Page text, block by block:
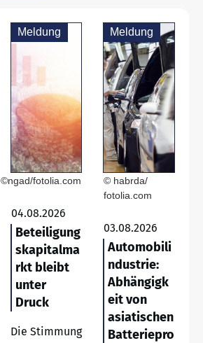
Meldung
©ngad/fotolia.com
04.08.2026
Beteiligung
skapitalma
rkt bleibt
unter
Druck
Die Stimmung
Meldung
© habrda/
fotolia.com
03.08.2026
Automobili
ndustrie:
Abhängigk
eit von
asiatischen
Batteriepro